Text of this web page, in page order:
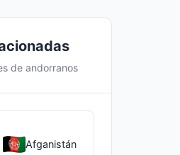
de andorranos
Afganistán